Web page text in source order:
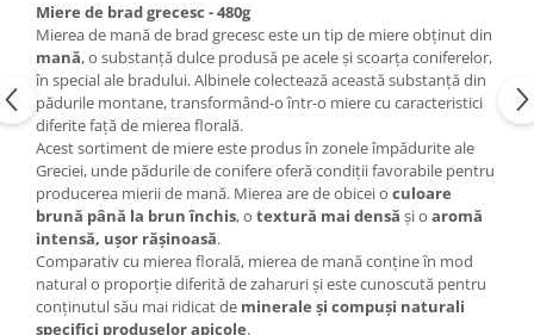
Miere de brad grecesc - 480g
Mierea de mană de brad grecesc este un tip de miere obținut din
mană, o substanță dulce produsă pe acele și scoarța coniferelor,
în special ale bradului. Albinele colectează această substanță din
pădurile montane, transformând-o într-o miere cu caracteristici
diferite față de mierea florală.
Acest sortiment de miere este produs în zonele împădurite ale
Greciei, unde pădurile de conifere oferă condiții favorabile pentru
producerea mierii de mană. Mierea are de obicei o culoare
brună până la brun închis, o textură mai densă și o aromă
intensă, ușor rășinoasă.
Comparativ cu mierea florală, mierea de mană conține în mod
natural o proporție diferită de zaharuri și este cunoscută pentru
conținutul său mai ridicat de minerale și compuși naturali
specifici produselor apicole.